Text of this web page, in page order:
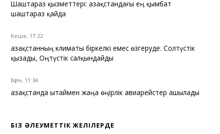
Шаштараз қызметтері: Қазақстандағы ең қымбат
шаштараз қайда
Кеше, 17:22
Қазақстанның климаты біркелкі емес өзгеруде. Солтүстік
қызады, Оңтүстік салқындайды
Бүгін, 11:34
Қазақстанда Қытаймен жаңа өңірлік авиарейстер ашылады
БІЗ ӘЛЕУМЕТТІК ЖЕЛІЛЕРДЕ